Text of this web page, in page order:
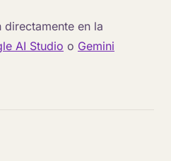
directamente en la
AI Studio o Gemini